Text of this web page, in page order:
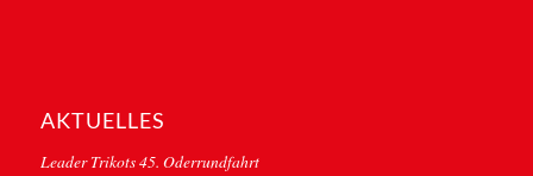
AKTUELLES
Leader Trikots 45. Oderrundfahrt